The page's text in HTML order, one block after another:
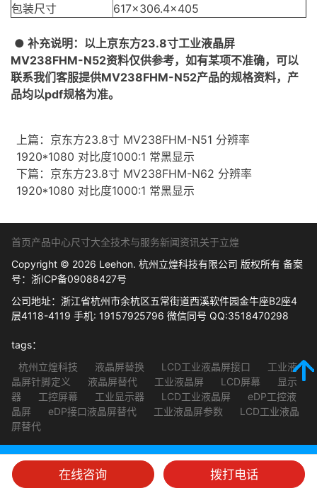
包装尺寸
617×306.4×405
● 补充说明：以上京东方23.8寸工业液晶屏
MV238FHM-N52资料仅供参考，如有某项不准确，可以
联系我们客服提供MV238FHM-N52产品的规格资料，产
品均以pdf规格为准。
上篇： 京东方23.8寸 MV238FHM-N51 分辨率
1920*1080 对比度1000:1 常黑显示
下篇： 京东方23.8寸 MV238FHM-N62 分辨率
1920*1080 对比度1000:1 常黑显示
首页产品中心尺寸大全技术与服务新闻资讯关于立煌
Copyright © 2026 Leehon. 杭州立煌科技有限公司 版权所有 备案
号： 浙ICP备09088427号
公司地址：浙江省杭州市余杭区五常街道西溪软件园金牛座B2座4
层4118-4119 手机: 19157925796 微信同号 QQ:3518470298
tags：
杭州立煌科技
液晶屏替换 LCD工业液晶屏接口
工业液
晶屏针脚定义
液晶屏替代 工业液晶屏 LCD屏幕
显示
器
工控屏幕 工业显示器 LCD工业液晶屏
eDP工控液
晶屏
eDP接口液晶屏替代 工业液晶屏参数
LCD工业液晶
屏替代
在线咨询 拨打电话